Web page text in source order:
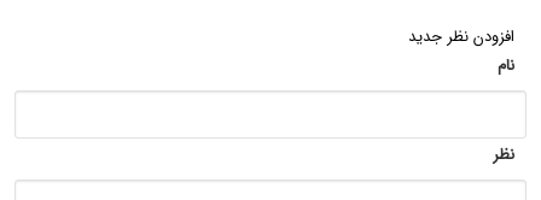
افزودن نظر جدید
نام
نظر